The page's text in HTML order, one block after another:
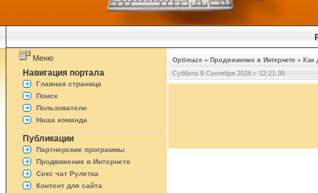
Меню
Навигация портала
Главная страница
Поиск
Пользователи
Наша команда
Публикации
Партнерские программы
Продвижение в Интернете
Секс чат Рулетка
Контент для сайта
Optimaze » Продвижение в Интернете » Как
Суббота 8 Сентября 2026 г. 12:21:39